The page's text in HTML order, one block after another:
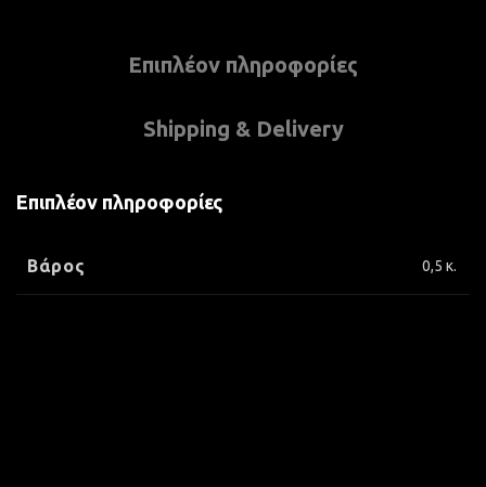
Επιπλέον πληροφορίες
Shipping & Delivery
Επιπλέον πληροφορίες
Βάρος 0,5 κ.